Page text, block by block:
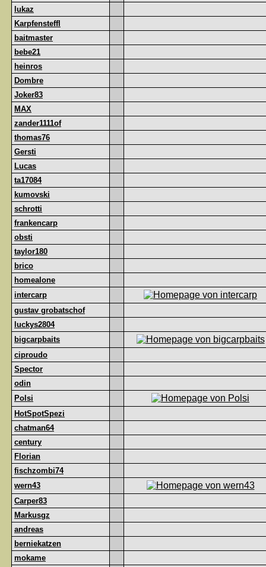
lukaz
Karpfensteffl
baitmaster
bebe21
heinros
Dombre
Joker83
MAX
zander1111of
thomas76
Gersti
Lucas
ta17084
kumovski
schrotti
frankencarp
obsti
taylor180
brico
homealone
intercarp
gustav grobatschof
luckys2804
bigcarpbaits
ciproudo
Spector
odin
Polsi
HotSpotSpezi
chatman64
century
Florian
fischzombi74
wern43
Carper83
Markusgz
andreas
berniekatzen
mokame